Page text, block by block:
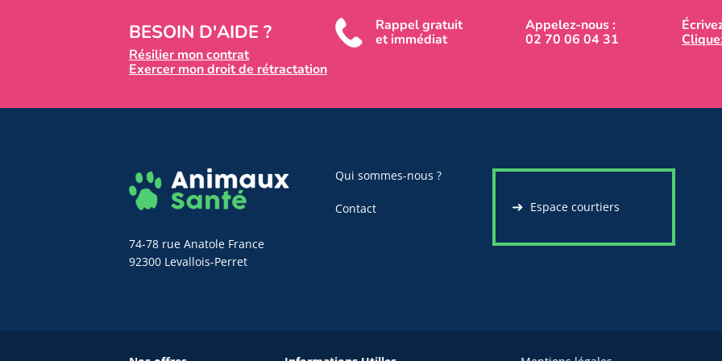
BESOIN D'AIDE ?
Rappel gratuit
et immédiat
Appelez-nous :
02 70 06 04 31
Résilier mon contrat
Exercer mon droit de rétractation
74-78 rue Anatole France
92300 Levallois-Perret
Qui sommes-nous ?
Contact Espace courtiers